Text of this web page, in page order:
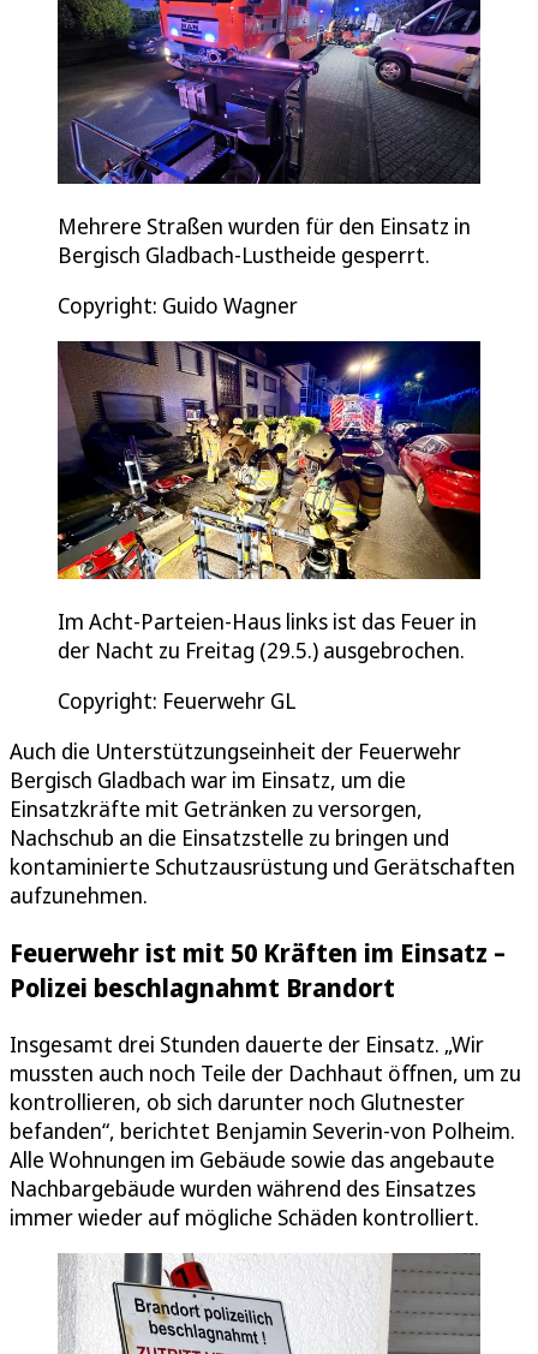
Mehrere Straßen wurden für den Einsatz in
Bergisch Gladbach-Lustheide gesperrt.
Copyright: Guido Wagner
Im Acht-Parteien-Haus links ist das Feuer in
der Nacht zu Freitag (29.5.) ausgebrochen.
Copyright: Feuerwehr GL
Auch die Unterstützungseinheit der Feuerwehr
Bergisch Gladbach war im Einsatz, um die
Einsatzkräfte mit Getränken zu versorgen,
Nachschub an die Einsatzstelle zu bringen und
kontaminierte Schutzausrüstung und Gerätschaften
aufzunehmen.
Feuerwehr ist mit 50 Kräften im Einsatz –
Polizei beschlagnahmt Brandort
Insgesamt drei Stunden dauerte der Einsatz. „Wir
mussten auch noch Teile der Dachhaut öffnen, um zu
kontrollieren, ob sich darunter noch Glutnester
befanden“, berichtet Benjamin Severin-von Polheim.
Alle Wohnungen im Gebäude sowie das angebaute
Nachbargebäude wurden während des Einsatzes
immer wieder auf mögliche Schäden kontrolliert.